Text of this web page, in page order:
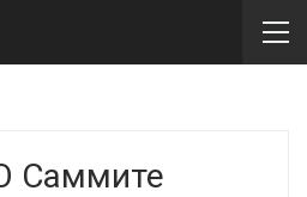
Саммите